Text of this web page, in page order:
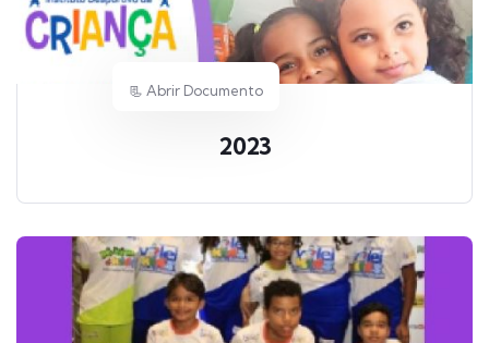
📃 Abrir Documento
2023